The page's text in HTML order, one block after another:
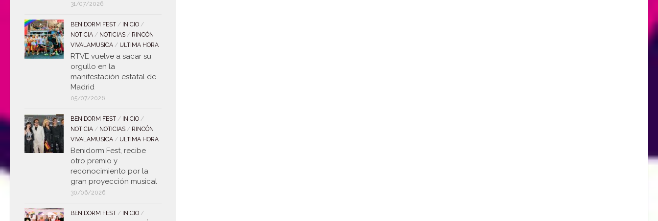
31/07/2026
BENIDORM FEST / INICIO /
NOTICIA / NOTICIAS / RINCÓN
VIVALAMUSICA / ULTIMA HORA
RTVE vuelve a sacar su
orgullo en la
manifestación estatal de
Madrid
05/07/2026
BENIDORM FEST / INICIO /
NOTICIA / NOTICIAS / RINCÓN
VIVALAMUSICA / ULTIMA HORA
Benidorm Fest, recibe
otro premio y
reconocimiento por la
gran proyección musical
30/06/2026
BENIDORM FEST / INICIO /